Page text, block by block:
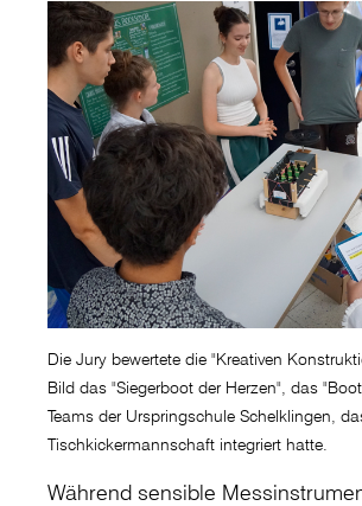
Die Jury bewertete die "Kreativen
Bild das "Siegerboot der Herzen", das
Teams der Urspringschule Schelklingen,
Tischkickermannschaft integriert hatte.
Während sensible